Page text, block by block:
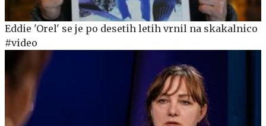
Eddie 'Orel' se je po desetih letih vrnil na skakalnico
#video